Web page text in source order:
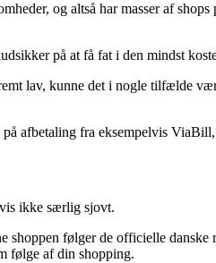
og altså har masser af
på at få fat i den mindst
lav, kunne det i nogle tilfælde
afbetaling fra eksempelvis
ikke særlig sjovt.
følger de officielle danske
følge af din shopping.